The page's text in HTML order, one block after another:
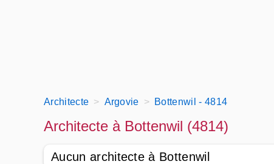
Architecte Argovie Bottenwil - 4814
Architecte à Bottenwil (4814)
Aucun architecte à Bottenwil